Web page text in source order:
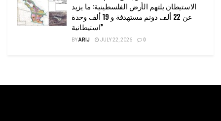
الاستيطان يلتهم الأرض الفلسطينية: ما يزيد
عن 22 ألف دونم مستهدفة و 19 ألف وحدة
استيطانية”
BYARIJ JULY 22, 2026 0